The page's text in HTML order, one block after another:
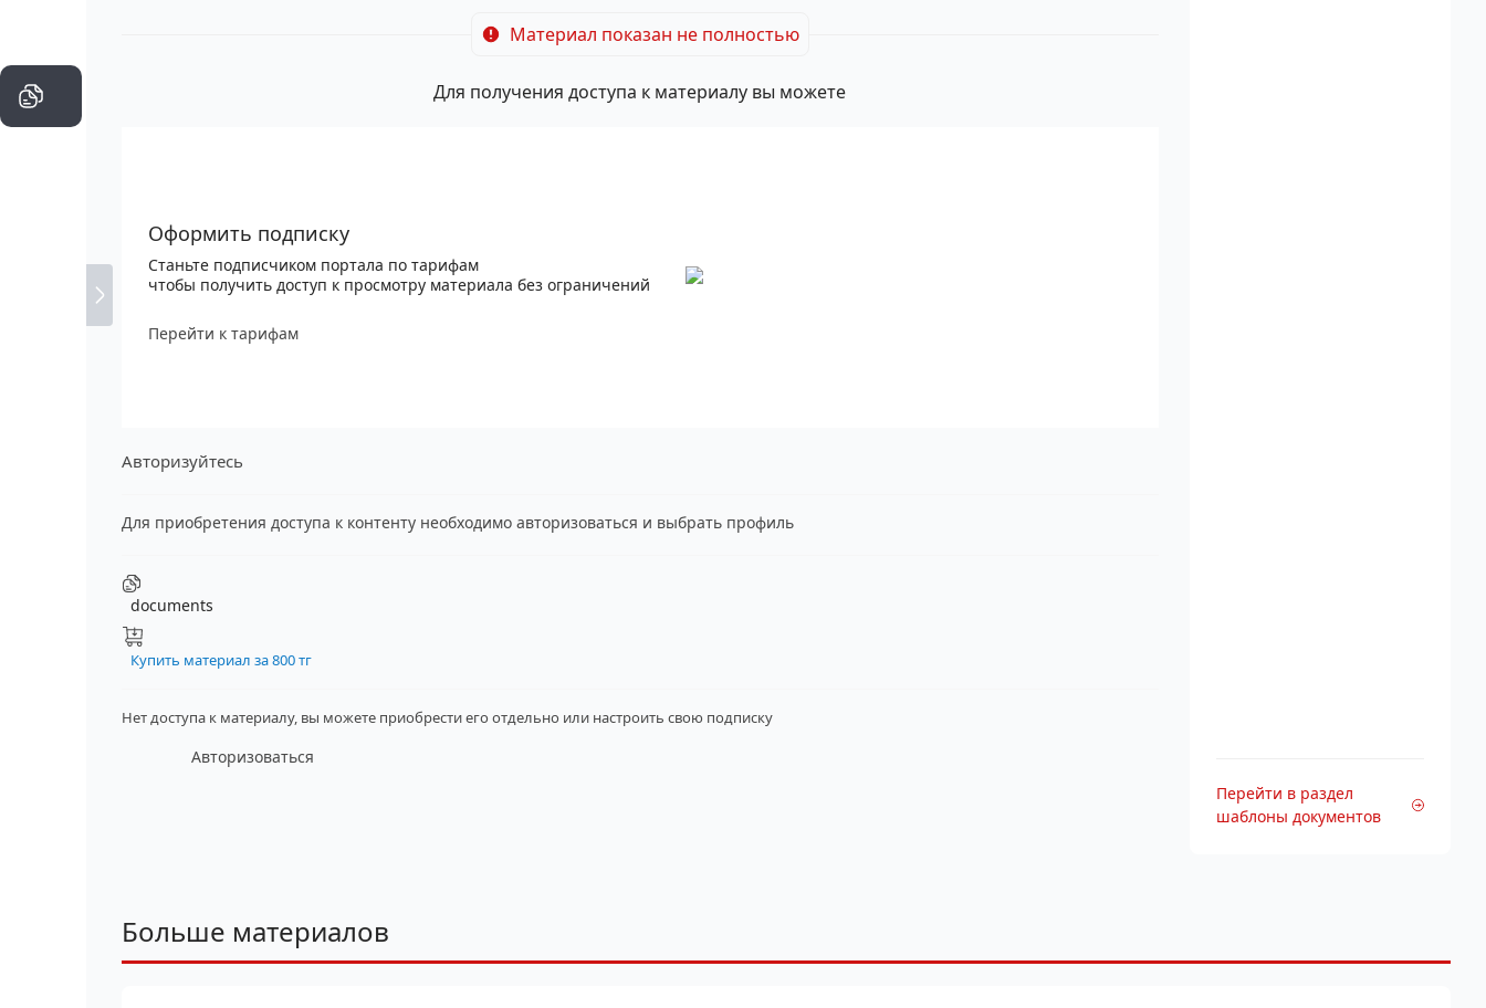
Материал показан не полностью
Для получения доступа к материалу вы можете
Оформить подписку
Станьте подписчиком портала по тарифам
чтобы получить доступ к просмотру материала без ограничений
Перейти к тарифам
Авторизуйтесь
Для приобретения доступа к контенту необходимо авторизоваться и выбрать профиль
documents
Купить материал за 800 тг
Нет доступа к материалу, вы можете приобрести его отдельно или настроить свою подписку
Авторизоваться
Перейти в раздел
шаблоны документов
Больше материалов